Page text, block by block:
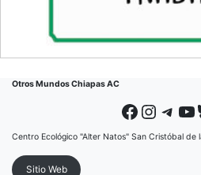
Otros Mundos Chiapas AC
Facebook Instagram Telegram YouTube
Centro Ecológico "Alter Natos" San Cristóbal de
Sitio Web